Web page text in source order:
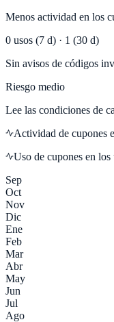
Menos actividad en los
0 usos (7 d) · 1 (30 d)
Sin avisos de códigos
Riesgo medio
Lee las condiciones de
Actividad de cupones
Uso de cupones en los
Sep
Oct
Nov
Dic
Ene
Feb
Mar
Abr
May
Jun
Jul
Ago